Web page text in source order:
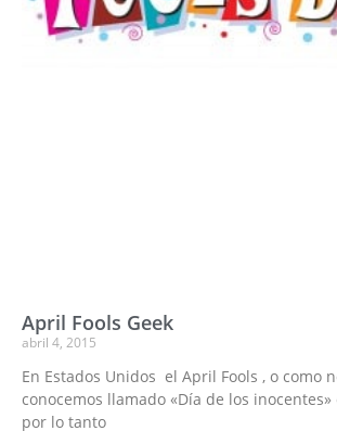
April Fools Geek
abril 4, 2015
En Estados Unidos el April Fools , o como
conocemos llamado «Día de los
por lo tanto